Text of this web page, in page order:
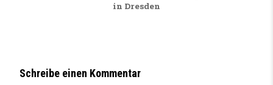
in Dresden
Schreibe einen Kommentar